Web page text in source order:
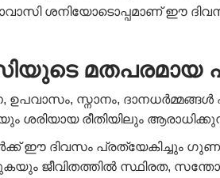
ശനിയോടൊപ്പമാണ് ഈ
മതപരമായ
സ്നാനം,
ശരിയായ രീതിയിലും
ഈ ദിവസം പ്രത്യേകിച്ചും
ജീവിതത്തിൽ സ്ഥിരത,